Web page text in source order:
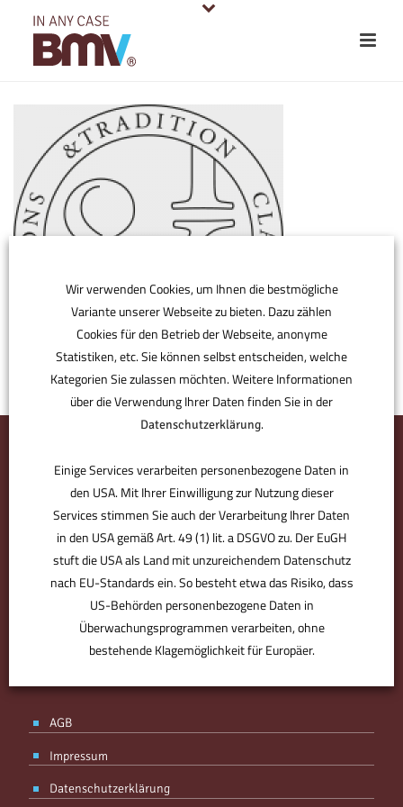
BMV ist der Bürodesigner. Der Partner für den perfekten Standort.
Derjenige, der Sie optimal ausstattet, individuell berät. Plant, was
für Sie zählt – von Anfang an. Ohne Kompromisse, aber mit
Know-how, Designgefühl und Erfahrung. Ihr Partner, mit Spaß an
AGB
Impressum
Datenschutzerklärung
Wir verwenden Cookies, um Ihnen die bestmögliche
Variante unserer Webseite zu bieten. Dazu zählen
Cookies für den Betrieb der Webseite, anonyme
Statistiken, etc. Sie können selbst entscheiden, welche
Kategorien Sie zulassen möchten. Weitere Informationen
über die Verwendung Ihrer Daten finden Sie in der
Datenschutzerklärung.
Einige Services verarbeiten personenbezogene Daten in
den USA. Mit Ihrer Einwilligung zur Nutzung dieser
Services stimmen Sie auch der Verarbeitung Ihrer Daten
in den USA gemäß Art. 49 (1) lit. a DSGVO zu. Der EuGH
stuft die USA als Land mit unzureichendem Datenschutz
nach EU-Standards ein. So besteht etwa das Risiko, dass
US-Behörden personenbezogene Daten in
Überwachungsprogrammen verarbeiten, ohne
bestehende Klagemöglichkeit für Europäer.